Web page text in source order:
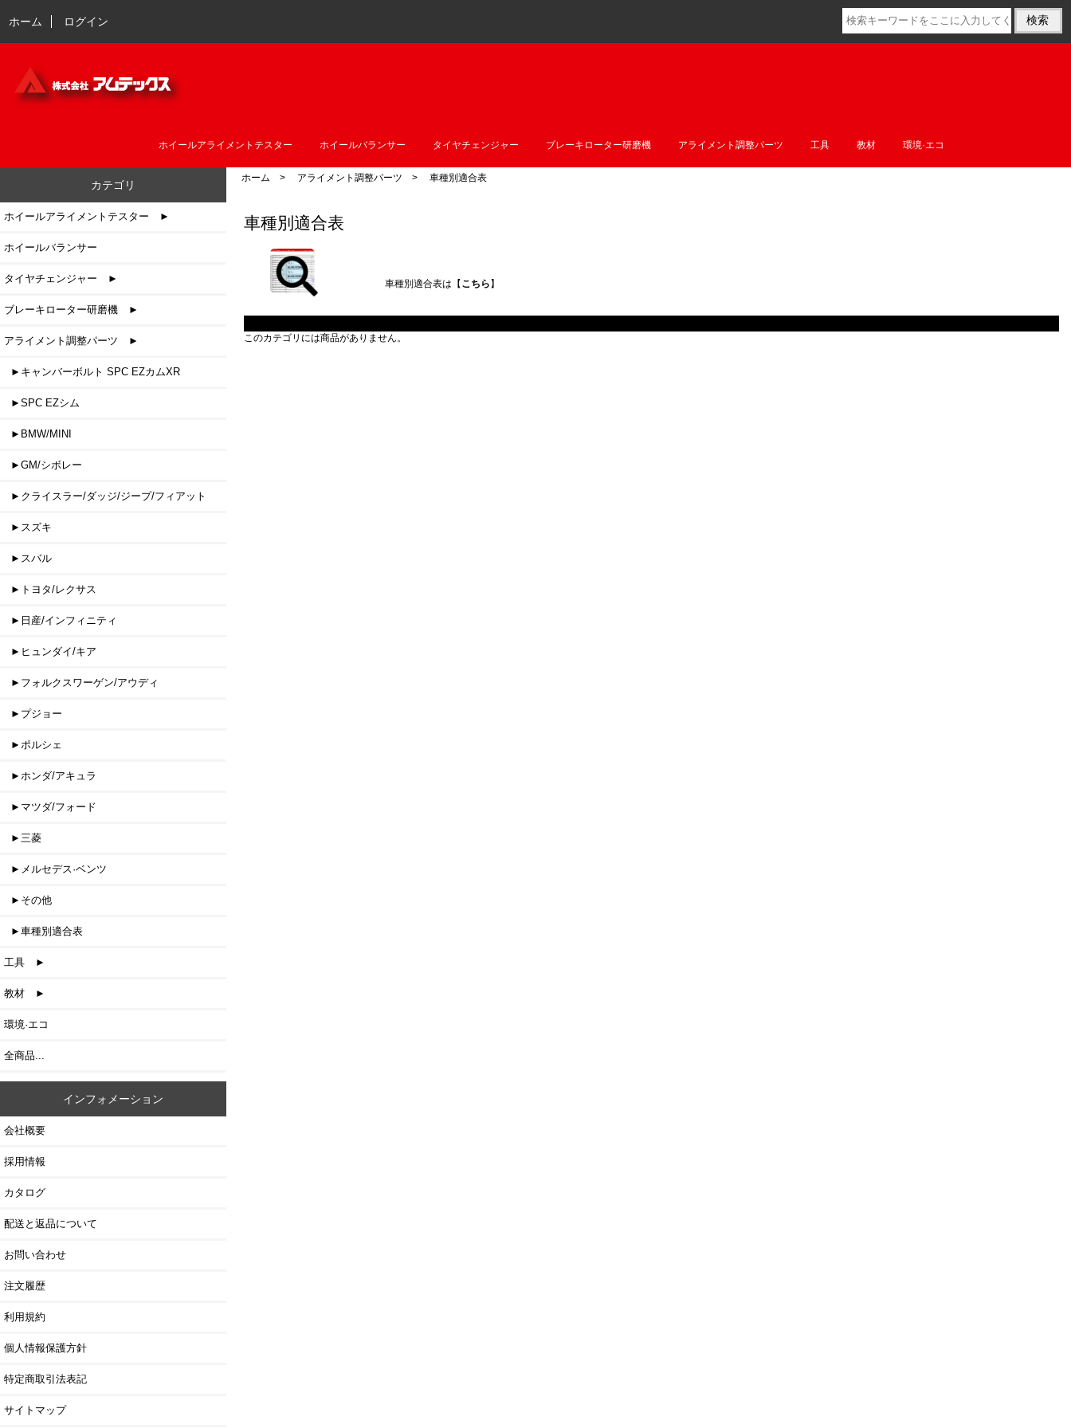
ホーム ログイン
ホイールアライメントテスター ホイールバランサー タイヤチェンジャー ブレーキローター研磨機 アライメント調整パーツ 工具 教材 環境·エコ
カテゴリ
ホイールアライメントテスター ►
ホイールバランサー
タイヤチェンジャー ►
ブレーキローター研磨機 ►
アライメント調整パーツ ►
►キャンバーボルト SPC EZカムXR
►SPC EZシム
►BMW/MINI
►GM/シボレー
►クライスラー/ダッジ/ジープ/フィアット
►スズキ
►スバル
►トヨタ/レクサス
►日産/インフィニティ
►ヒュンダイ/キア
►フォルクスワーゲン/アウディ
►プジョー
►ポルシェ
►ホンダ/アキュラ
►マツダ/フォード
►三菱
►メルセデス·ベンツ
►その他
►車種別適合表
工具 ►
教材 ►
環境·エコ
全商品...
インフォメーション
会社概要
採用情報
カタログ
配送と返品について
お問い合わせ
注文履歴
利用規約
個人情報保護方針
特定商取引法表記
サイトマップ
ホーム > アライメント調整パーツ > 車種別適合表
車種別適合表
車種別適合表は【 こちら 】
このカテゴリには商品がありません。